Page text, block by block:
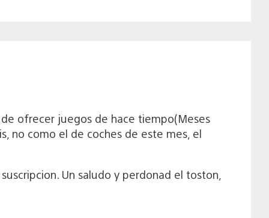
ofrecer juegos de hace tiempo(Meses
no como el de coches de este mes, el
Un saludo y perdonad el toston,